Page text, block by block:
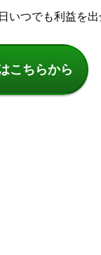
いつでも利益を
こちらから